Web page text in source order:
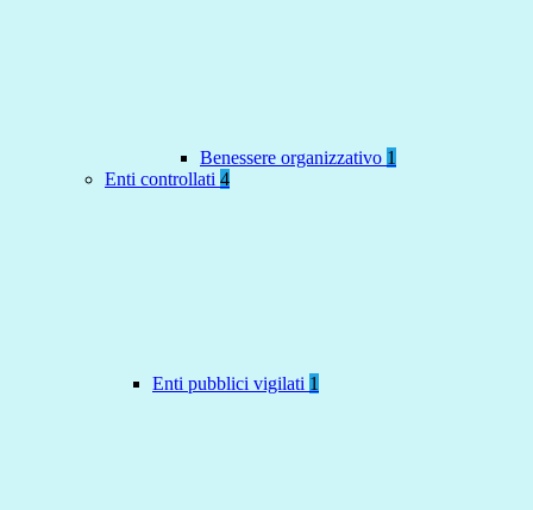
Benessere organizzativo 1
Enti controllati 4
Enti pubblici vigilati 1